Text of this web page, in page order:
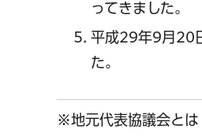
ってきました。
平成29年9月20
た。
※地元代表協議会とは